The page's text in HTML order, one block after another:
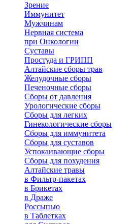
Зрение
Иммунитет
Мужчинам
Нервная система
при Онкологии
Суставы
Простуда и ГРИПП
Алтайские сборы трав
Желудочные сборы
Печеночные сборы
Сборы от давления
Урологические сборы
Сборы для легких
Гинекологические сборы
Сборы для иммунитета
Сборы для суставов
Успокаивающие сборы
Сборы для похудения
Алтайские травы
в Фильтр-пакетах
в Брикетах
в Драже
Россыпью
в Таблетках